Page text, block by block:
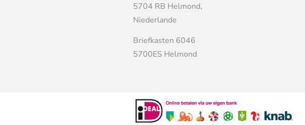
5704 RB Helmond,
Niederlande
Briefkasten 6046
5700ES Helmond